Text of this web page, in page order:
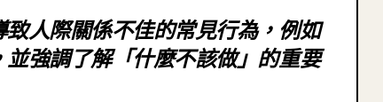
人際關係不佳的常見行為，例如
強調了解「什麼不該做」的重要